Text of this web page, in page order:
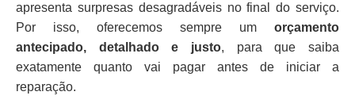
apresenta surpresas desagradáveis no final do serviço.
Por isso, oferecemos sempre um orçamento
antecipado, detalhado e justo, para que saiba
exatamente quanto vai pagar antes de iniciar a
reparação.